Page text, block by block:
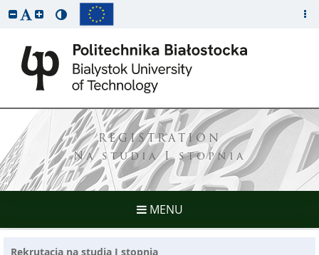
REGISTRATION
Na studia I stopnia
MENU
Rekrutacja na studia I stopnia